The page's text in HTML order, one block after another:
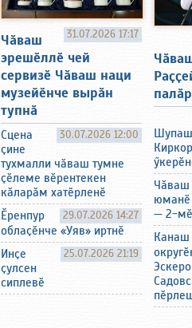
31.07.2026 17:17
Чӑваш
эрешӗллӗ чей
сервизӗ Чӑваш наци
музейӗнче вырӑн
тупнӑ
30.07.2026 12:00
Сцена
ҫине
тухмалли чӑваш тумне
ҫӗлеме вӗрентекен
кӑларӑм хатӗрленӗ
29.07.2026 14:27
Ӗренпур
облаҫӗнче «Уяв» иртнӗ
25.07.2026 21:19
Инҫе
ҫулсен
сиплевӗ
Чӑваш
юманӗ
— 2-
Канаш